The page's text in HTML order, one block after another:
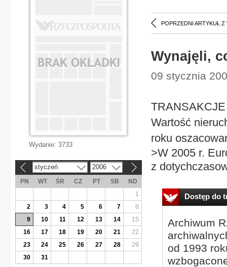
POPRZEDNI ARTYKUŁ Z
Wynajęli,
09 stycznia
Wartość
roku
>W 2005 r.
z
Dostęp do
Archiwum
od 1993
Wydanie: 3733
styczeń 2006
PN WT ŚR CZ PT SB
ND
1
2
3 4 5 6 7
8
9
10 11 12 13 14
15
16
17 18 19 20 21
22
23
24 25 26 27 28
29
30
31